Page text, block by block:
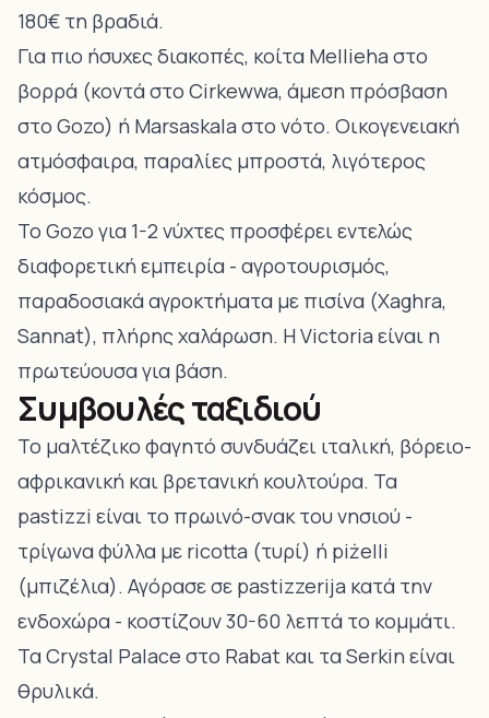
180€ τη βραδιά.
Για πιο ήσυχες διακοπές, κοίτα Mellieha στο
βορρά (κοντά στο Cirkewwa, άμεση πρόσβαση
στο Gozo) ή Marsaskala στο νότο. Οικογενειακή
ατμόσφαιρα, παραλίες μπροστά, λιγότερος
κόσμος.
Το Gozo για 1-2 νύχτες προσφέρει εντελώς
διαφορετική εμπειρία - αγροτουρισμός,
παραδοσιακά αγροκτήματα με πισίνα (Xaghra,
Sannat), πλήρης χαλάρωση. Η Victoria είναι η
πρωτεύουσα για βάση.
Συμβουλές ταξιδιού
Το μαλτέζικο φαγητό συνδυάζει ιταλική, βόρειο-
αφρικανική και βρετανική κουλτούρα. Τα
pastizzi είναι το πρωινό-σνακ του νησιού -
τρίγωνα φύλλα με ricotta (τυρί) ή piżelli
(μπιζέλια). Αγόρασε σε pastizzerija κατά την
ενδοχώρα - κοστίζουν 30-60 λεπτά το κομμάτι.
Τα Crystal Palace στο Rabat και τα Serkin είναι
θρυλικά.